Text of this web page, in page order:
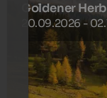
Goldener
20.09.2026 -
Die Wälder
sich in ihrer